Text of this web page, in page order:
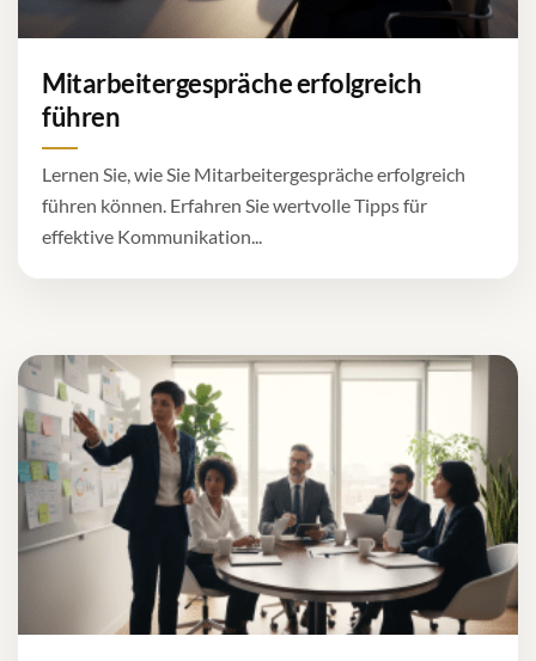
Mitarbeitergespräche erfolgreich
führen
Lernen Sie, wie Sie Mitarbeitergespräche erfolgreich
führen können. Erfahren Sie wertvolle Tipps für
effektive Kommunikation...